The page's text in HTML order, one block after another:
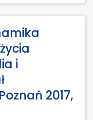
i
2017,